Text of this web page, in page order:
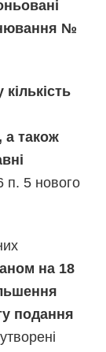
№
а також
п. 5 нового
на 18
подання